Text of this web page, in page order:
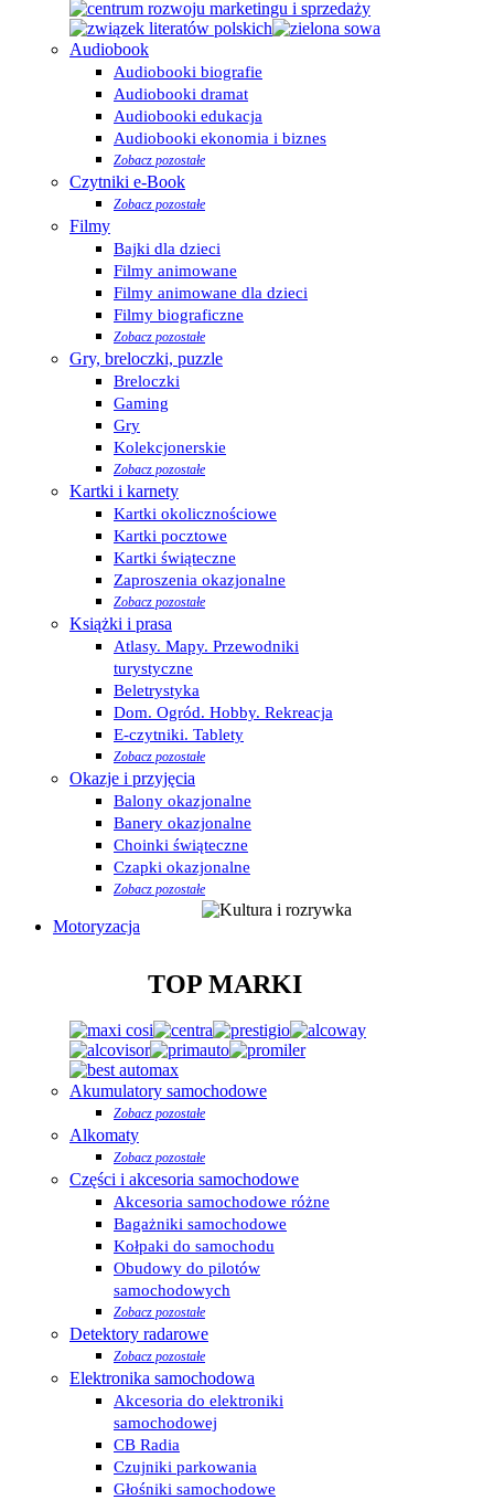
Audiobook
Audiobooki biografie
Audiobooki dramat
Audiobooki edukacja
Audiobooki ekonomia i biznes
Zobacz pozostałe
Czytniki e-Book
Zobacz pozostałe
Filmy
Bajki dla dzieci
Filmy animowane
Filmy animowane dla dzieci
Filmy biograficzne
Zobacz pozostałe
Gry, breloczki, puzzle
Breloczki
Gaming
Gry
Kolekcjonerskie
Zobacz pozostałe
Kartki i karnety
Kartki okolicznościowe
Kartki pocztowe
Kartki świąteczne
Zaproszenia okazjonalne
Zobacz pozostałe
Książki i prasa
Atlasy. Mapy. Przewodniki
turystyczne
Beletrystyka
Dom. Ogród. Hobby. Rekreacja
E-czytniki. Tablety
Zobacz pozostałe
Okazje i przyjęcia
Balony okazjonalne
Banery okazjonalne
Choinki świąteczne
Czapki okazjonalne
Zobacz pozostałe
Motoryzacja
TOP MARKI
Akumulatory samochodowe
Zobacz pozostałe
Alkomaty
Zobacz pozostałe
Części i akcesoria samochodowe
Akcesoria samochodowe różne
Bagażniki samochodowe
Kołpaki do samochodu
Obudowy do pilotów
samochodowych
Zobacz pozostałe
Detektory radarowe
Zobacz pozostałe
Elektronika samochodowa
Akcesoria do elektroniki
samochodowej
CB Radia
Czujniki parkowania
Głośniki samochodowe